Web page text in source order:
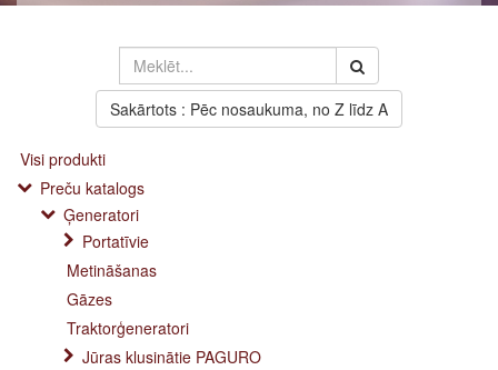
Sakārtots : Pēc nosaukuma, no Z līdz A
Visi produkti
Preču katalogs
Ģeneratori
Portatīvie
Metināšanas
Gāzes
Traktorģeneratori
Jūras klusinātie PAGURO